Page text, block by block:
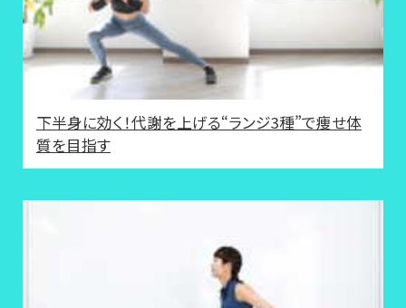
下半身に効く！代謝を上げる“ランジ3種”で痩せ体
質を目指す